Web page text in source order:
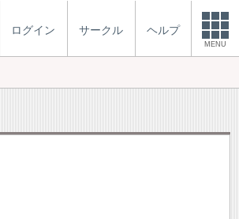
ログイン サークル ヘルプ
MENU